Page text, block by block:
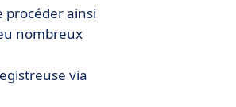
procéder ainsi
nombreux
via